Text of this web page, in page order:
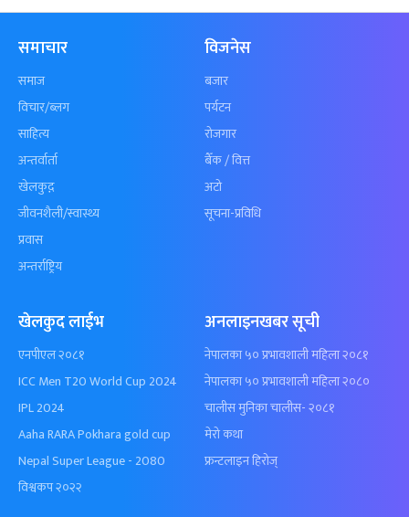
समाचार
समाज
विचार/ब्लग
साहित्य
अन्तर्वार्ता
खेलकुद़़
जीवनशैली/स्वास्थ्य
प्रवास
अन्तर्राष्ट्रिय
विजनेस
बजार
पर्यटन
रोजगार
बैँक / वित्त
अटो
सूचना-प्रविधि
खेलकुद लाईभ
एनपीएल २०८१
ICC Men T20 World Cup 2024
IPL 2024
Aaha RARA Pokhara gold cup
Nepal Super League - 2080
विश्वकप २०२२
अनलाइनखबर सूची
नेपालका ५० प्रभावशाली महिला २०८१
नेपालका ५० प्रभावशाली महिला २०८०
चालीस मुनिका चालीस- २०८१
मेरो कथा
फ्रन्टलाइन हिरोज्